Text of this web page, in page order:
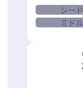
シード
ミドル